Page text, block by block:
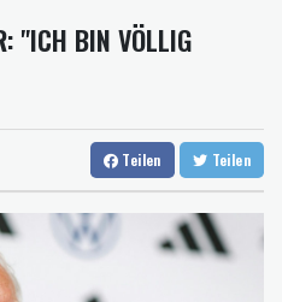
Kiel
18 °C
Wien
30 °C
Kampagne hinter
Besuch Missbrauchsopfer
tagt zu Drohnenvorfall in
Kölner Staatsschutz
"ICH BIN VÖLLIG
Teilen Teilen